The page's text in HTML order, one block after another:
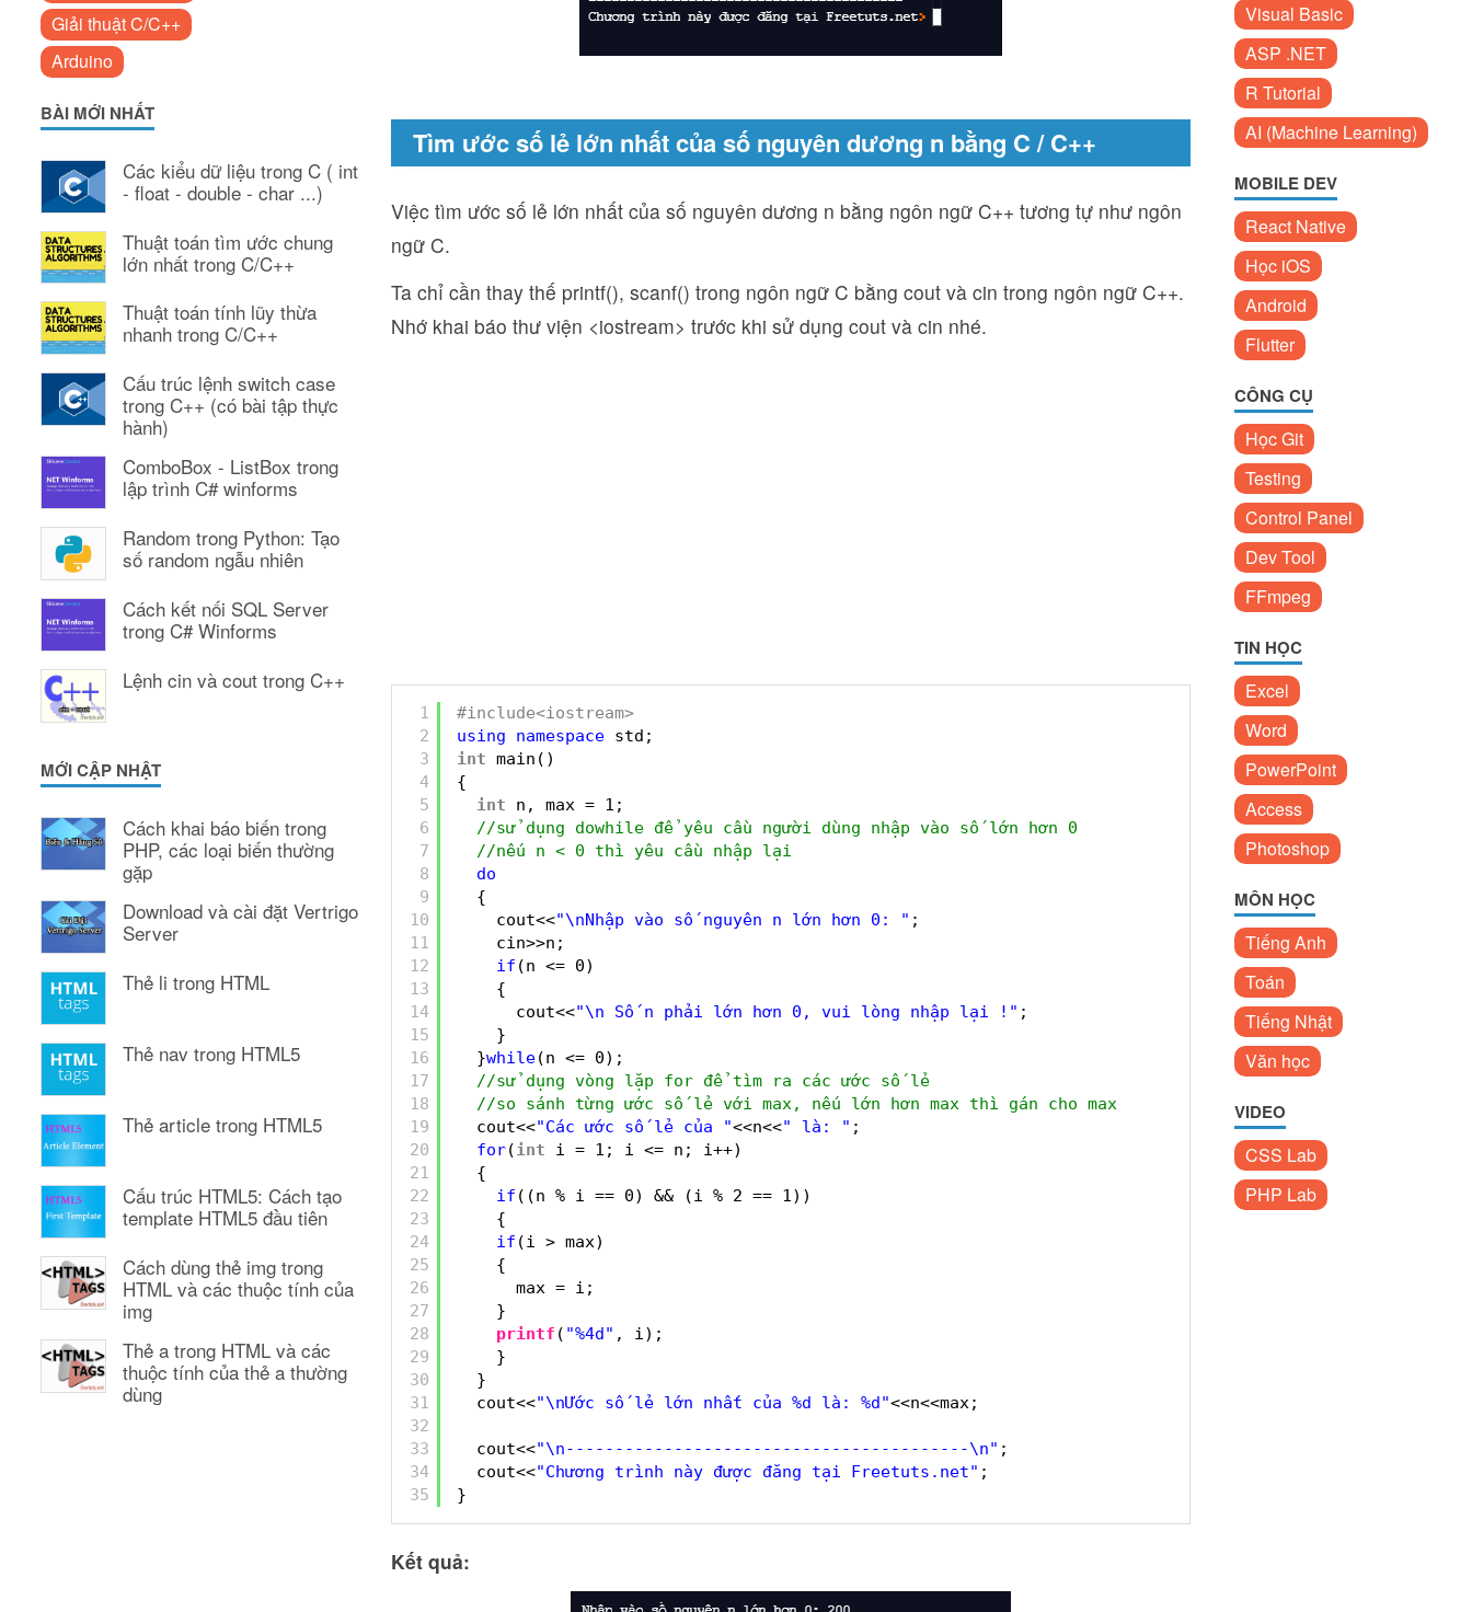
Giải thuật C/C++
Arduino
BÀI MỚI NHẤT
Các kiểu dữ liệu trong C ( int
- float - double - char ...)
Thuật toán tìm ước chung
lớn nhất trong C/C++
Thuật toán tính lũy thừa
nhanh trong C/C++
Cấu trúc lệnh switch case
trong C++ (có bài tập thực
hành)
ComboBox - ListBox trong
lập trình C# winforms
Random trong Python: Tạo
số random ngẫu nhiên
Cách kết nối SQL Server
trong C# Winforms
Lệnh cin và cout trong C++
MỚI CẬP NHẬT
Cách khai báo biến trong
PHP, các loại biến thường
gặp
Download và cài đặt Vertrigo
Server
Thẻ li trong HTML
Thẻ nav trong HTML5
Thẻ article trong HTML5
Cấu trúc HTML5: Cách tạo
template HTML5 đầu tiên
Cách dùng thẻ img trong
HTML và các thuộc tính của
img
Thẻ a trong HTML và các
thuộc tính của thẻ a thường
dùng
Tìm ước số lẻ lớn nhất của số nguyên dương n bằng C / C++
Việc tìm ước số lẻ lớn nhất của số nguyên dương n bằng ngôn ngữ C++ tương tự như ngôn
ngữ C.
Ta chỉ cần thay thế printf(), scanf() trong ngôn ngữ C bằng cout và cin trong ngôn ngữ C++.
Nhớ khai báo thư viện <iostream> trước khi sử dụng cout và cin nhé.
1
2
3
4
5
6
7
8
9
10
11
12
13
14
15
16
17
18
19
20
21
22
23
24
25
26
27
28
29
30
31
32
33
34
35
#include<iostream>
using
namespace std;
int main()
{
int
n, max = 1;
//sử dụng dowhile để yêu cầu người dùng nhập vào số lớn hơn 0
//nếu n < 0 thì yêu cầu nhập lại
do
{
cout<<"\nNhập vào số nguyên n lớn hơn 0: " ;
cin>>n;
if (n <= 0)
{
cout<<"\n Số n phải lớn hơn 0, vui lòng nhập lại !" ;
}
}while(n <= 0);
//sử dụng vòng lặp for để tìm ra các ước số lẻ
//so sánh từng ước số lẻ với max, nếu lớn hơn max thì gán cho max
cout<<"Các ước số lẻ của "<<n<<" là: " ;
for(int
i = 1; i <= n; i++)
{
if ((n % i == 0) && (i % 2 == 1))
{
if (i > max)
{
max = i;
}
printf ( "%4d" , i);
}
}
cout<<"\nƯớc số lẻ lớn nhất của %d là: %d"<<n<<max;
cout<<"\n-----------------------------------------\n" ;
cout<<"Chương trình này được đăng tại Freetuts.net" ;
}
Kết quả:
Visual Basic
ASP .NET
R Tutorial
AI (Machine Learning)
MOBILE DEV
React Native
Học iOS
Android
Flutter
CÔNG CỤ
Học Git
Testing
Control Panel
Dev Tool
FFmpeg
TIN HỌC
Excel
Word
PowerPoint
Access
Photoshop
MÔN HỌC
Tiếng Anh
Toán
Tiếng Nhật
Văn học
VIDEO
CSS Lab
PHP Lab